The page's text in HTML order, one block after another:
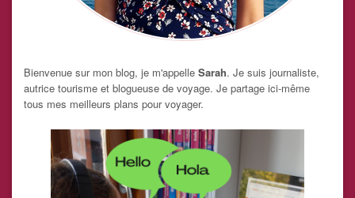
Bienvenue sur mon blog, je m'appelle Sarah. Je suis journaliste,
autrice tourisme et blogueuse de voyage. Je partage ici-même
tous mes meilleurs plans pour voyager.